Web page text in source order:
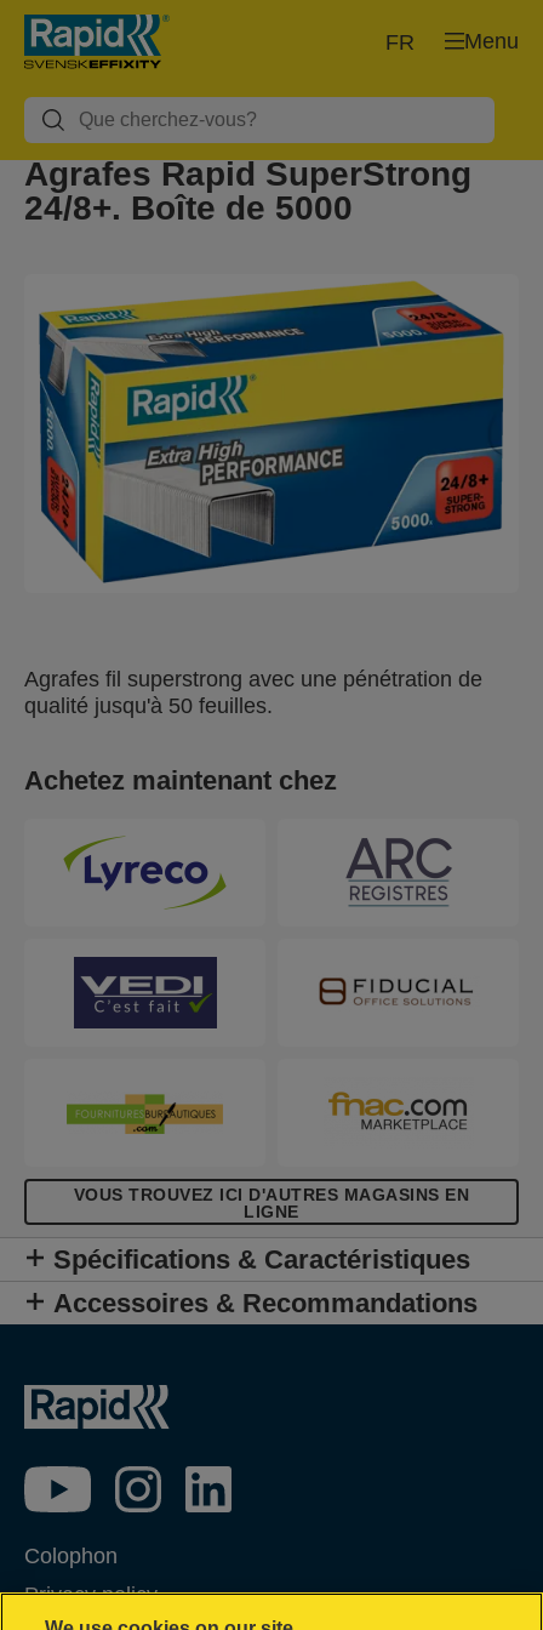
Menu
FR
Agrafes Rapid SuperStrong
24/8+. Boîte de 5000
Agrafes fil superstrong avec une pénétration de
qualité jusqu'à 50 feuilles.
Achetez maintenant chez
VOUS TROUVEZ ICI D'AUTRES MAGASINS EN
LIGNE
Spécifications & Caractéristiques
Accessoires & Recommandations
Colophon
Privacy policy